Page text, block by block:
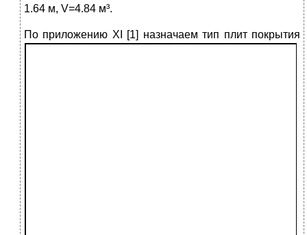
1.64 м, V=4.84 м³.
По приложению XI [1] назначаем тип плит покрытия